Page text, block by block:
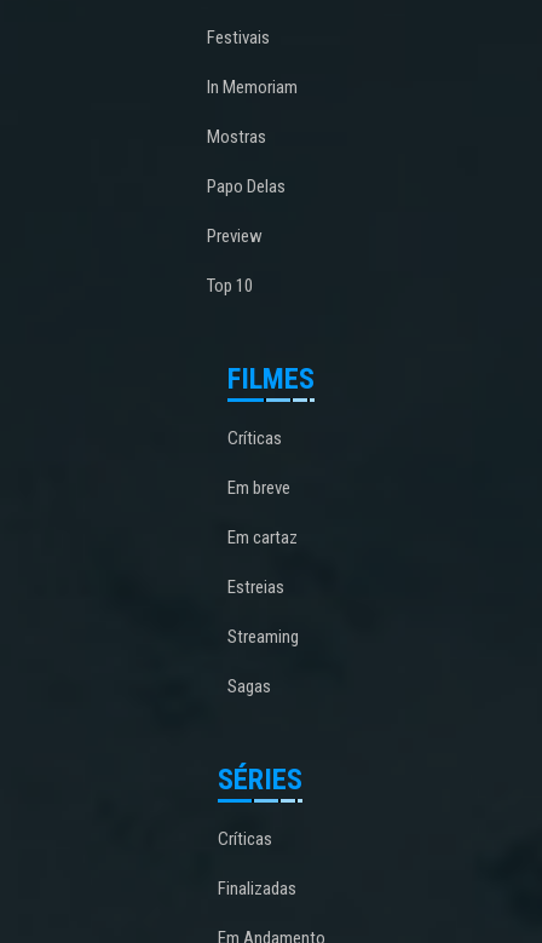
Festivais
In Memoriam
Mostras
Papo Delas
Preview
Top 10
FILMES
Críticas
Em breve
Em cartaz
Estreias
Streaming
Sagas
SÉRIES
Críticas
Finalizadas
Em Andamento